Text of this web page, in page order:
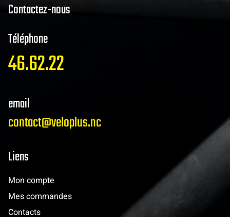
Contactez-nous
Téléphone
46.62.22
email
contact@veloplus.nc
Liens
Mon compte
Mes commandes
Contacts